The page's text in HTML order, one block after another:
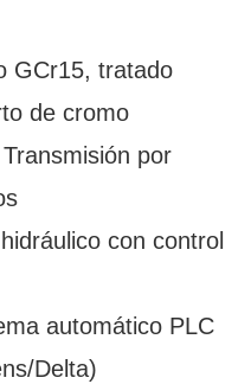
GCr15, tratado
de cromo
por
con control
automático PLC
Delta)